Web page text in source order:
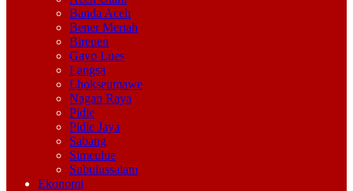
Banda Aceh
Bener Meriah
Bireuen
Gayo Lues
Langsa
Lhokseumawe
Nagan Raya
Pidie
Pidie Jaya
Sabang
Simeulue
Subulussalam
Ekonomi